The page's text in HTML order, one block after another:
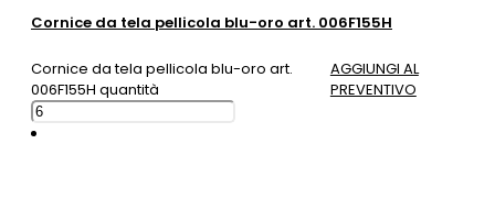
Cornice da tela pellicola blu-oro art. 006F155H
Cornice da tela pellicola blu-oro art.
006F155H quantità
AGGIUNGI AL
PREVENTIVO